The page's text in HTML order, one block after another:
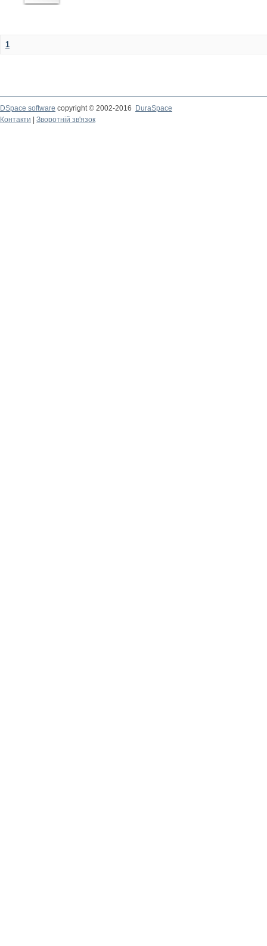
1
DSpace software copyright © 2002-2016
DuraSpace
Контакти
Зворотній зв'язок